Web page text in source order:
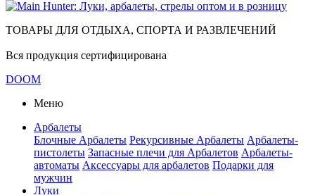
ТОВАРЫ ДЛЯ ОТДЫХА, СПОРТА И РАЗВЛЕЧЕНИЙ
Вся продукция сертифицирована
DOOM
Меню
Арбалеты
Блочные Арбалеты Рекурсивные Арбалеты Арбалеты-
пистолеты Запасные плечи для Арбалетов Арбалеты-
автоматы Аксессуары для арбалетов Подарки для
мужчин
Луки